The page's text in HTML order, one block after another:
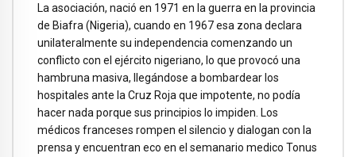
La asociación, nació en 1971 en la guerra en la provincia
de Biafra (Nigeria), cuando en 1967 esa zona declara
unilateralmente su independencia comenzando un
conflicto con el ejército nigeriano, lo que provocó una
hambruna masiva, llegándose a bombardear los
hospitales ante la Cruz Roja que impotente, no podía
hacer nada porque sus principios lo impiden. Los
médicos franceses rompen el silencio y dialogan con la
prensa y encuentran eco en el semanario medico Tonus